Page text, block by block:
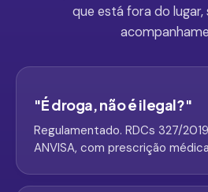
que está fora do
"É droga, não é ilegal?"
Regulamentado. RDCs 327/
ANVISA, com prescrição